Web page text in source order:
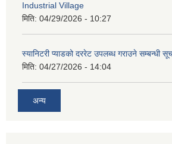
Industrial Village
मिति: 04/29/2026 - 10:27
स्यानिटरी प्याडको दररेट उपलब्ध गराउने सम्बन्धी
मिति: 04/27/2026 - 14:04
अन्य